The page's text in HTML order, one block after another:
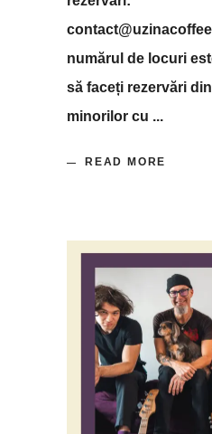
numărul de locuri
să faceți rezervări
minorilor cu
READ MORE